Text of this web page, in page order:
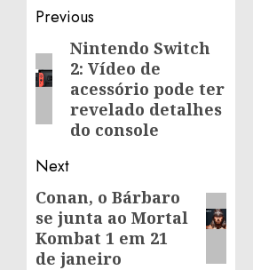
Post
navigation
Previous
Previous
post:
Nintendo Switch
2: Vídeo de
acessório pode ter
revelado detalhes
do console
Next
Next
post:
Conan, o Bárbaro
se junta ao Mortal
Kombat 1 em 21
de janeiro